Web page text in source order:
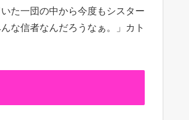
た一団の中から今度もシスター
な信者なんだろうなぁ。」カト